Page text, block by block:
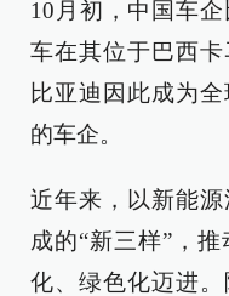
10月初，中国车
车在其位于巴西卡
比亚迪因此成为
的车企。
近年来，以新能
成的“新三样”，
化、绿色化迈进。